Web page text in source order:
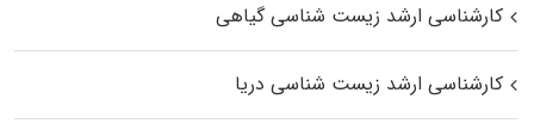
کارشناسی ارشد زیست‌ شناسی گیاهی
کارشناسی ارشد زیست‌ شناسی دریا